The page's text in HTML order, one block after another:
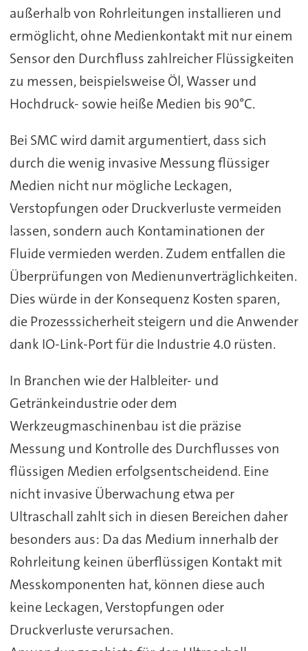
außerhalb von Rohrleitungen installieren und
ermöglicht, ohne Medienkontakt mit nur einem
Sensor den Durchfluss zahlreicher Flüssigkeiten
zu messen, beispielsweise Öl, Wasser und
Hochdruck- sowie heiße Medien bis 90°C.
Bei SMC wird damit argumentiert, dass sich
durch die wenig invasive Messung flüssiger
Medien nicht nur mögliche Leckagen,
Verstopfungen oder Druckverluste vermeiden
lassen, sondern auch Kontaminationen der
Fluide vermieden werden. Zudem entfallen die
Überprüfungen von Medienunverträglichkeiten.
Dies würde in der Konsequenz Kosten sparen,
die Prozesssicherheit steigern und die Anwender
dank IO-Link-Port für die Industrie 4.0 rüsten.
In Branchen wie der Halbleiter- und
Getränkeindustrie oder dem
Werkzeugmaschinenbau ist die präzise
Messung und Kontrolle des Durchflusses von
flüssigen Medien erfolgsentscheidend. Eine
nicht invasive Überwachung etwa per
Ultraschall zahlt sich in diesen Bereichen daher
besonders aus: Da das Medium innerhalb der
Rohrleitung keinen überflüssigen Kontakt mit
Messkomponenten hat, können diese auch
keine Leckagen, Verstopfungen oder
Druckverluste verursachen.